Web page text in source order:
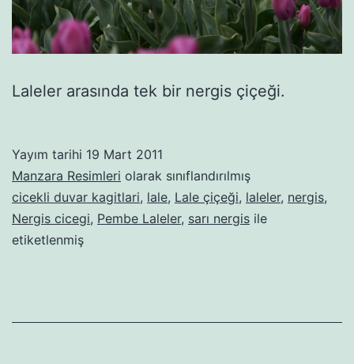
Laleler arasında tek bir nergis çiçeği.
Yayım tarihi 19 Mart 2011
Manzara Resimleri olarak sınıflandırılmış
cicekli duvar kagitlari, lale, Lale çiçeği, laleler, nergis,
Nergis cicegi, Pembe Laleler, sarı nergis ile
etiketlenmiş